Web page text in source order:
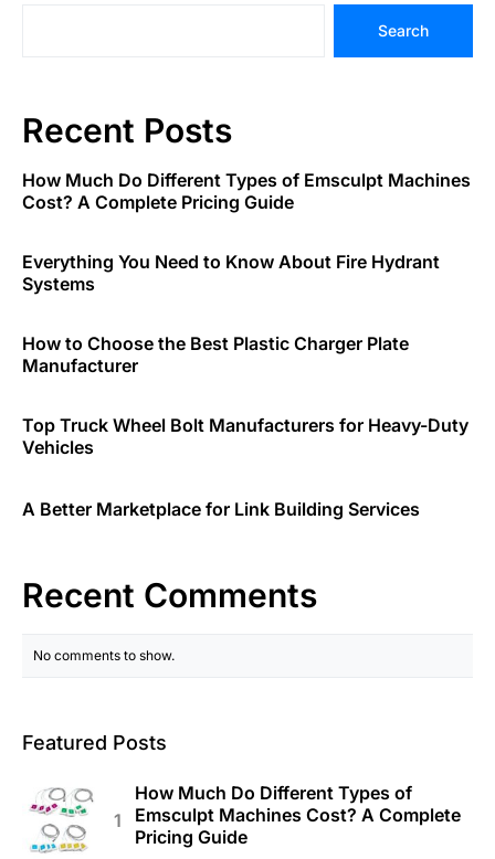
Search
Recent Posts
How Much Do Different Types of Emsculpt Machines
Cost? A Complete Pricing Guide
Everything You Need to Know About Fire Hydrant
Systems
How to Choose the Best Plastic Charger Plate
Manufacturer
Top Truck Wheel Bolt Manufacturers for Heavy-Duty
Vehicles
A Better Marketplace for Link Building Services
Recent Comments
No comments to show.
Featured Posts
How Much Do Different Types of
Emsculpt Machines Cost? A Complete
Pricing Guide